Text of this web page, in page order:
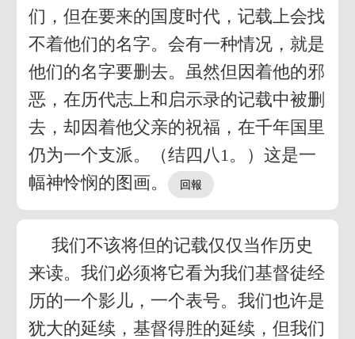
们，但在要来的国度时代，记载上会找
不着他们的名字。会有一种情况，就是
他们的名字要删去。虽然但因着他的邪
恶，在历代志上和启示录的记载中被删
去，却因着他父亲的祝福，在千年国里
仍为一个支派。（结四八1。）这是一
幅神怜悯的图画。
我们不该将但的记载仅仅当作历史
来读。我们必须将它看为我们基督徒经
历的一个影儿，一个表号。我们也许是
犹大的延续，基督得胜的延续，但我们